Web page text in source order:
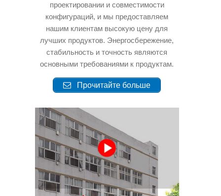
проектировании и совместимости
конфигураций, и мы предоставляем
нашим клиентам высокую цену для
лучших продуктов. Энергосбережение,
стабильность и точность являются
основными требованиями к продуктам.
Прочитайте больше